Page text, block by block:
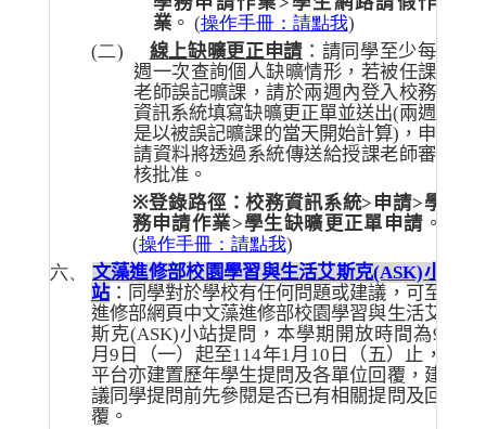
業。 (操作手冊：請點我)
(二)
線上缺曠更正申請：請同學至少每
週一次查詢個人缺曠情形，若被任課
老師誤記曠課，請於兩週內登入校務
資訊系統填寫缺曠更正單並送出(兩週
是以被誤記曠課的當天開始計算) ，申
請資料將透過系統傳送給授課老師審
核批准。
※登錄路徑：校務資訊系統> 申請>學
務申請作業>學生缺曠更正單申請 。
(操作手冊：請點我)
六、
文藻進修部校園學習與生活艾斯克(ASK)小
站：同學對於學校有任何問題或建議，可至
進修部網頁中文藻進修部校園學習與生活艾
斯克(ASK)小站提問，本學期開放時間為9
月9 日（一）起至114年1月 10 日（五）止，
平台亦建置歷年學生提問及各單位回覆，建
議同學提問前先參閱是否已有相關提問及回
覆。